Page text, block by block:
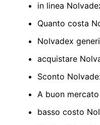
in linea
Quanto costa
Nolvadex
acquistare
Sconto
A buon
basso costo